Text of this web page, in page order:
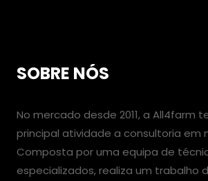
SOBRE NÓS
No mercado desde 2011, a All4farm
principal atividade a consultoria em
Composta por uma equipa de
especializados, realiza um trabalho